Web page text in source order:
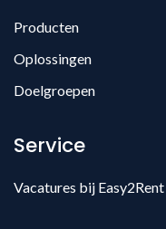
Producten
Oplossingen
Doelgroepen
Service
Vacatures bij Easy2Rent